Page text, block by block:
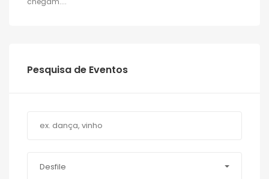
Pesquisa de Eventos
Desfile